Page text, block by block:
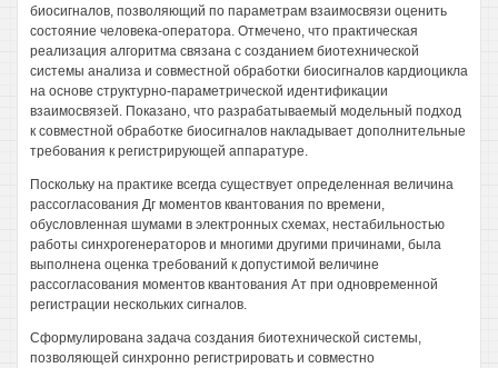
биосигналов, позволяющий по параметрам взаимосвязи оценить
состояние человека-оператора. Отмечено, что практическая
реализация алгоритма связана с созданием биотехнической
системы анализа и совместной обработки биосигналов кардиоцикла
на основе структурно-параметрической идентификации
взаимосвязей. Показано, что разрабатываемый модельный подход
к совместной обработке биосигналов накладывает дополнительные
требования к регистрирующей аппаратуре.
Поскольку на практике всегда существует определенная величина
рассогласования Дг моментов квантования по времени,
обусловленная шумами в электронных схемах, нестабильностью
работы синхрогенераторов и многими другими причинами, была
выполнена оценка требований к допустимой величине
рассогласования моментов квантования Ат при одновременной
регистрации нескольких сигналов.
Сформулирована задача создания биотехнической системы,
позволяющей синхронно регистрировать и совместно